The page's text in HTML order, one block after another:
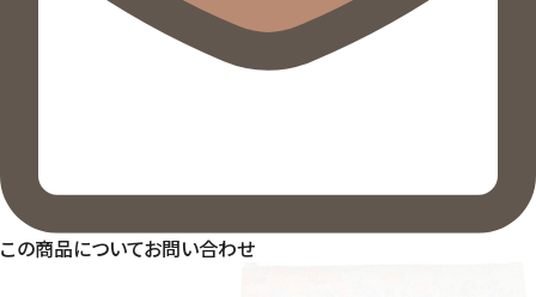
この商品についてお問い合わせ